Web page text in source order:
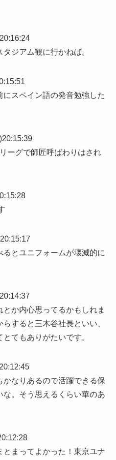
ジアム観に行かねば。
にスペイン語の発音勉強した
ーグで師匠呼ばわりはされ
とユニフォームが壊滅的に
か内心思ってるかもしれま
すると三木谷社長といい、
てもありがたいです。
なりあるので活躍できる保
。そう思えるくらい華のあ
まってよかった！東京ユナ